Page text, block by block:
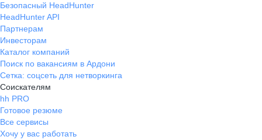
Безопасный HeadHunter
HeadHunter API
Партнерам
Инвесторам
Каталог компаний
Поиск по вакансиям в Ардони
Сетка: соцсеть для нетворкинга
Соискателям
hh PRO
Готовое резюме
Все сервисы
Хочу у вас работать